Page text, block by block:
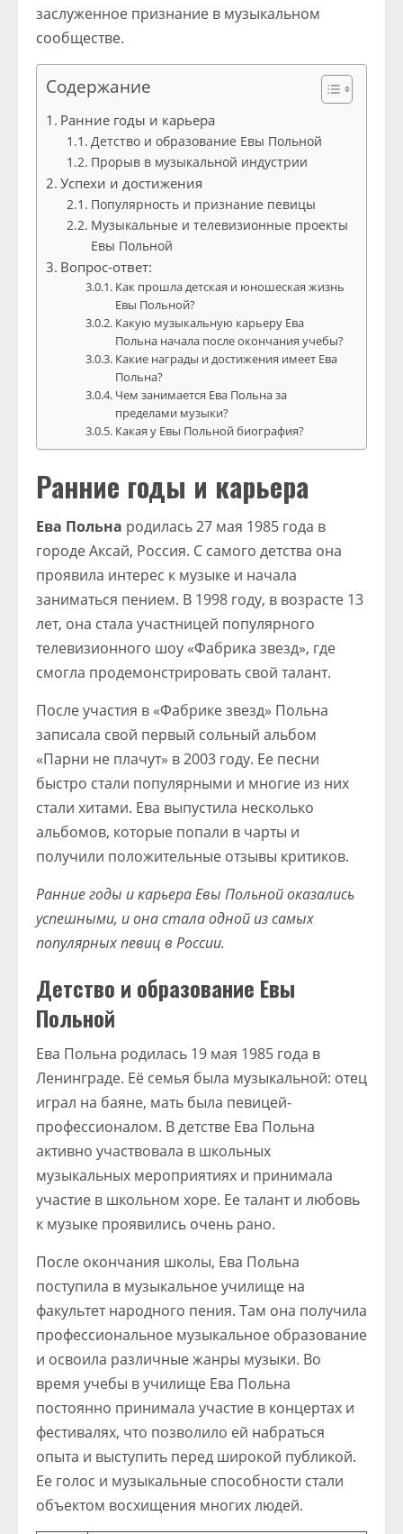
заслуженное признание в музыкальном
сообществе.
Содержание
Ранние годы и карьера
Детство и образование Евы Польной
Прорыв в музыкальной индустрии
Успехи и достижения
Популярность и признание певицы
Музыкальные и телевизионные проекты
Евы Польной
Вопрос-ответ:
Как прошла детская и юношеская жизнь
Евы Польной?
Какую музыкальную карьеру Ева
Польна начала после окончания учебы?
Какие награды и достижения имеет Ева
Польна?
Чем занимается Ева Польна за
пределами музыки?
Какая у Евы Польной биография?
Ранние годы и карьера
Ева Польна родилась 27 мая 1985 года в
городе Аксай, Россия. С самого детства она
проявила интерес к музыке и начала
заниматься пением. В 1998 году, в возрасте 13
лет, она стала участницей популярного
телевизионного шоу «Фабрика звезд», где
смогла продемонстрировать свой талант.
После участия в «Фабрике звезд» Польна
записала свой первый сольный альбом
«Парни не плачут» в 2003 году. Ее песни
быстро стали популярными и многие из них
стали хитами. Ева выпустила несколько
альбомов, которые попали в чарты и
получили положительные отзывы критиков.
Ранние годы и карьера Евы Польной оказались
успешными, и она стала одной из самых
популярных певиц в России.
Детство и образование Евы
Польной
Ева Польна родилась 19 мая 1985 года в
Ленинграде. Её семья была музыкальной: отец
играл на баяне, мать была певицей-
профессионалом. В детстве Ева Польна
активно участвовала в школьных
музыкальных мероприятиях и принимала
участие в школьном хоре. Ее талант и любовь
к музыке проявились очень рано.
После окончания школы, Ева Польна
поступила в музыкальное училище на
факультет народного пения. Там она получила
профессиональное музыкальное образование
и освоила различные жанры музыки. Во
время учебы в училище Ева Польна
постоянно принимала участие в концертах и
фестивалях, что позволило ей набраться
опыта и выступить перед широкой публикой.
Ее голос и музыкальные способности стали
объектом восхищения многих людей.